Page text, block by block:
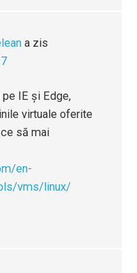
a zis
IE și Edge,
virtuale oferite
să mai
en-
vms/linux/